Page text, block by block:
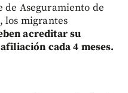
de Aseguramiento de
los migrantes
acreditar su
cada 4 meses.